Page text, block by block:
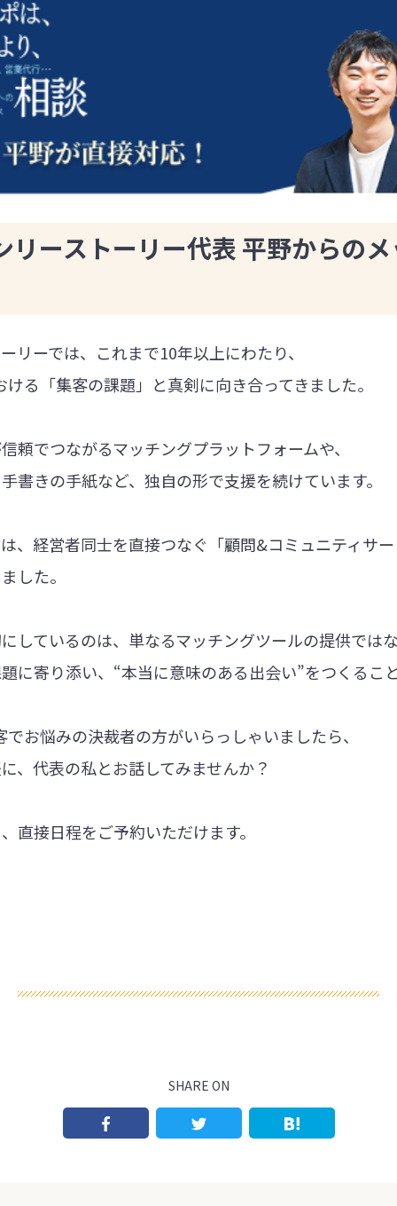
リーストーリー代表 平野からの
リーでは、これまで10年以上にわたり、
る「集客の課題」と真剣に向き合ってきました。
頼でつながるマッチングプラットフォームや、
書きの手紙など、独自の形で支援を続けています。
、経営者同士を直接つなぐ「顧問&コミュニティサ
した。
しているのは、単なるマッチングツールの提供では
に寄り添い、“本当に意味のある出会い”をつくるこ
お悩みの決裁者の方がいらっしゃいましたら、
、代表の私とお話してみませんか？
直接日程をご予約いただけます。
SHARE ON